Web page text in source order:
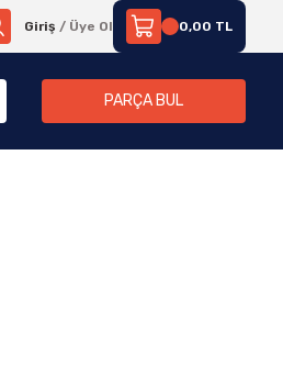
Giriş / Üye Ol 0,00 TL
PARÇA BUL